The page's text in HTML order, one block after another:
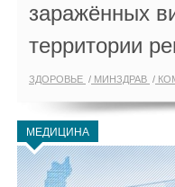
заражённых
территории
ЗДОРОВЬЕ МИНЗДРАВ
МЕДИЦИНА